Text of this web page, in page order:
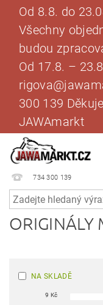
Od 8.8. do
Všechny
budou
Od 17.8. –
300 139
JAWAmarkt
734 300 139
ORIGINÁLY
NA SKLADĚ
9 Kč